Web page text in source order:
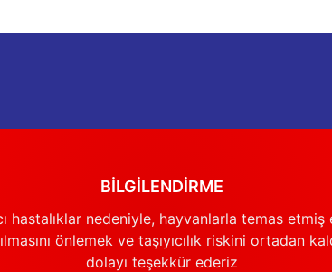
BİLGİLENDİRME
hastalıklar nedeniyle, hayvanlarla temas
önlemek ve taşıyıcılık riskini ortadan
dolayı teşekkür ederiz